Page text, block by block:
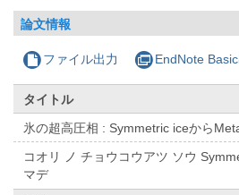
論文情報
ファイル出力 EndNote
タイトル
氷の超高圧相 : Symmetric iceから
コオリ ノ チョウコウアツ ソウ
マデ